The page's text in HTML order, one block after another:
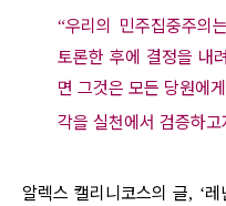
“우리의 민주집중주의
토론한 후에 결정을 내
면 그것은 모든 당원에
각을 실천에서 검증하
알렉스 캘리니코스의 글, ‘레